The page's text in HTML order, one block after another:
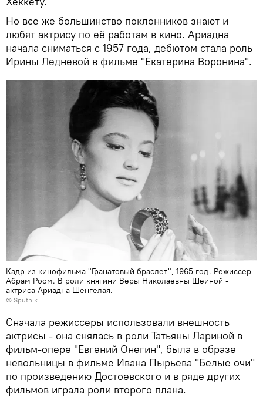
Но все же большинство поклонников знают и
любят актрису по её работам в кино. Ариадна
начала сниматься с 1957 года, дебютом стала роль
Ирины Ледневой в фильме "Екатерина Воронина".
Кадр из кинофильма "Гранатовый браслет", 1965 год. Режиссер
Абрам Роом. В роли княгини Веры Николаевны Шеиной -
актриса Ариадна Шенгелая.
© Sputnik
Сначала режиссеры использовали внешность
актрисы - она снялась в роли Татьяны Лариной в
фильм-опере "Евгений Онегин", была в образе
невольницы в фильме Ивана Пырьева "Белые очи"
по произведению Достоевского и в ряде других
фильмов играла роли второго плана.